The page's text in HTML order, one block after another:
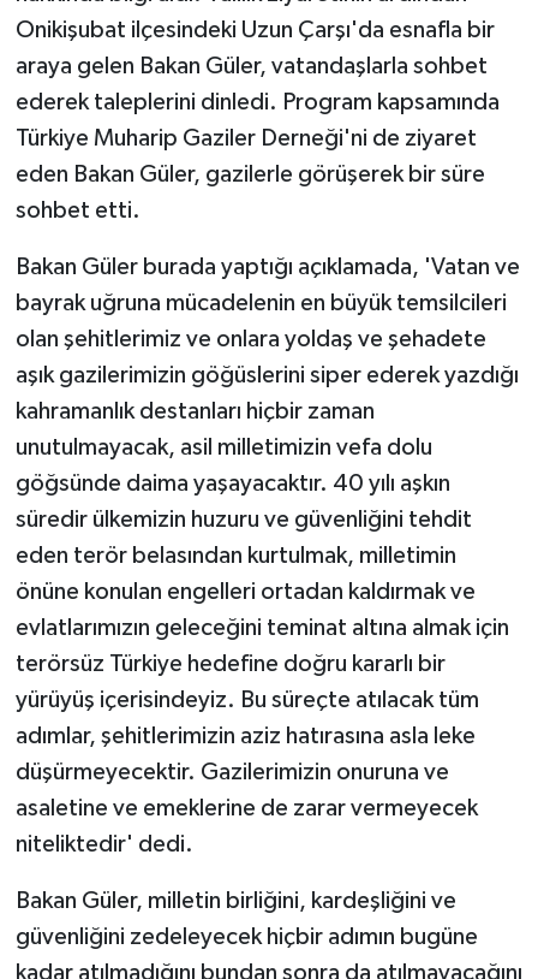
Onikişubat ilçesindeki Uzun Çarşı'da esnafla bir
araya gelen Bakan Güler, vatandaşlarla sohbet
ederek taleplerini dinledi. Program kapsamında
Türkiye Muharip Gaziler Derneği'ni de ziyaret
eden Bakan Güler, gazilerle görüşerek bir süre
sohbet etti.
Bakan Güler burada yaptığı açıklamada, 'Vatan ve
bayrak uğruna mücadelenin en büyük temsilcileri
olan şehitlerimiz ve onlara yoldaş ve şehadete
aşık gazilerimizin göğüslerini siper ederek yazdığı
kahramanlık destanları hiçbir zaman
unutulmayacak, asil milletimizin vefa dolu
göğsünde daima yaşayacaktır. 40 yılı aşkın
süredir ülkemizin huzuru ve güvenliğini tehdit
eden terör belasından kurtulmak, milletimin
önüne konulan engelleri ortadan kaldırmak ve
evlatlarımızın geleceğini teminat altına almak için
terörsüz Türkiye hedefine doğru kararlı bir
yürüyüş içerisindeyiz. Bu süreçte atılacak tüm
adımlar, şehitlerimizin aziz hatırasına asla leke
düşürmeyecektir. Gazilerimizin onuruna ve
asaletine ve emeklerine de zarar vermeyecek
niteliktedir' dedi.
Bakan Güler, milletin birliğini, kardeşliğini ve
güvenliğini zedeleyecek hiçbir adımın bugüne
kadar atılmadığını bundan sonra da atılmayacağını